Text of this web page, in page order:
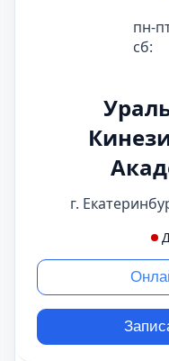
пн-
сб:
г.